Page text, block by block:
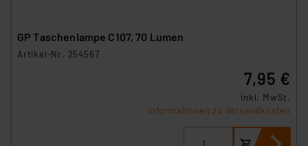
GP Taschenlampe C107, 70 Lumen
Artikel-Nr. 254567
7,95 €
inkl. MwSt.
Informationen zu Versandkosten